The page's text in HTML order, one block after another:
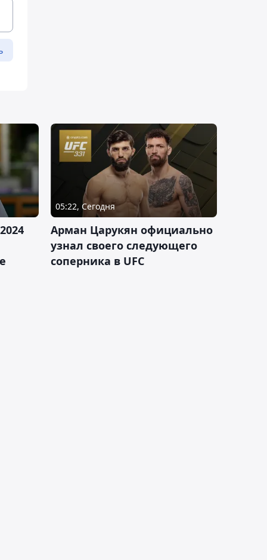
05:22, Сегодня
Арман Царукян официально
узнал своего следующего
соперника в UFC